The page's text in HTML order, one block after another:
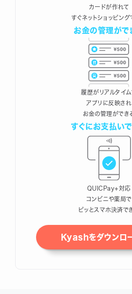
カードが作れて
すぐネットショッピング
お金の管理がで
履歴がリアルタイム
アプリに反映され
お金の管理ができ
すぐにお支払い
QUICPay+対応
コンビニや薬局で
ピッとスマホ決済で
Kyashをダウンロ